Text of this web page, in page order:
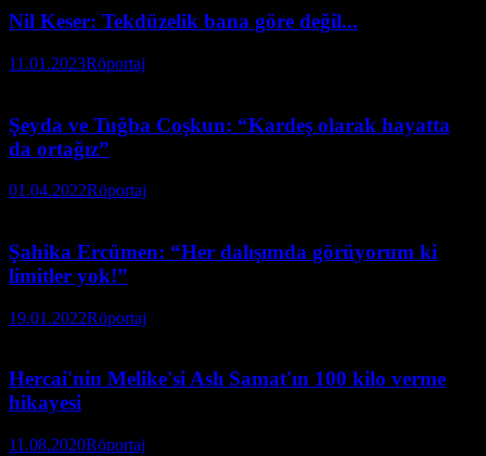
Nil Keser: Tekdüzelik bana göre değil...
11.01.2023Röportaj
Şeyda ve Tuğba Coşkun: “Kardeş olarak hayatta
da ortağız”
01.04.2022Röportaj
Şahika Ercümen: “Her dalışımda görüyorum ki
limitler yok!”
19.01.2022Röportaj
Hercai'nin Melike'si Aslı Samat'ın 100 kilo verme
hikayesi
11.08.2020Röportaj